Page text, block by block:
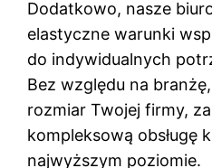
Dodatkowo, nasze
elastyczne warunki
do indywidualnych
Bez względu na
rozmiar Twojej firmy,
kompleksową obsługę
najwyższym poziomie.